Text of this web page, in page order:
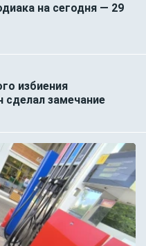
на сегодня — 29
избиения
сделал замечание